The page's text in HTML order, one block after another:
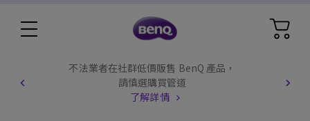
不法業者在社群低價販售 BenQ 產品，
請慎選購買管道
了解詳情